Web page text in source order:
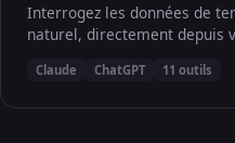
Interrogez les données de
naturel, directement depuis
Claude ChatGPT 11 outils